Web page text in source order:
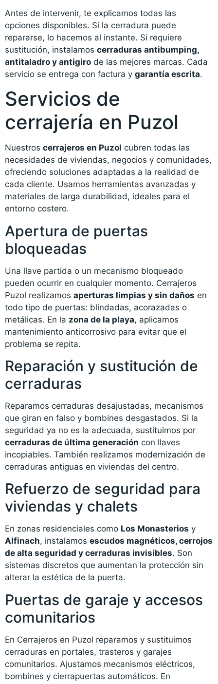
Antes de intervenir, te explicamos todas las
opciones disponibles. Si la cerradura puede
repararse, lo hacemos al instante. Si requiere
sustitución, instalamos cerraduras antibumping,
antitaladro y antigiro de las mejores marcas. Cada
servicio se entrega con factura y garantía escrita.
Servicios de
cerrajería en Puzol
Nuestros cerrajeros en Puzol cubren todas las
necesidades de viviendas, negocios y comunidades,
ofreciendo soluciones adaptadas a la realidad de
cada cliente. Usamos herramientas avanzadas y
materiales de larga durabilidad, ideales para el
entorno costero.
Apertura de puertas
bloqueadas
Una llave partida o un mecanismo bloqueado
pueden ocurrir en cualquier momento. Cerrajeros
Puzol realizamos aperturas limpias y sin daños en
todo tipo de puertas: blindadas, acorazadas o
metálicas. En la zona de la playa, aplicamos
mantenimiento anticorrosivo para evitar que el
problema se repita.
Reparación y sustitución de
cerraduras
Reparamos cerraduras desajustadas, mecanismos
que giran en falso y bombines desgastados. Si la
seguridad ya no es la adecuada, sustituimos por
cerraduras de última generación con llaves
incopiables. También realizamos modernización de
cerraduras antiguas en viviendas del centro.
Refuerzo de seguridad para
viviendas y chalets
En zonas residenciales como Los Monasterios y
Alfinach, instalamos escudos magnéticos, cerrojos
de alta seguridad y cerraduras invisibles. Son
sistemas discretos que aumentan la protección sin
alterar la estética de la puerta.
Puertas de garaje y accesos
comunitarios
En Cerrajeros en Puzol reparamos y sustituimos
cerraduras en portales, trasteros y garajes
comunitarios. Ajustamos mecanismos eléctricos,
bombines y cierrapuertas automáticos. En